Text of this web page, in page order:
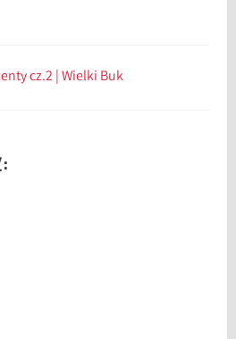
cz.2 | Wielki Buk